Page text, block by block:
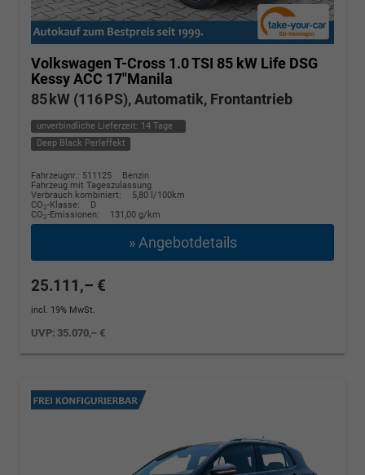
Volkswagen T-Cross 1.0 TSI 85 kW Life DSG
Kessy ACC 17"Manila
85 kW (116 PS), Automatik, Frontantrieb
unverbindliche Lieferzeit: 14 Tage
Deep Black Perleffekt
Fahrzeugnr.: 511125
Benzin
Fahrzeug mit Tageszulassung
Verbrauch kombiniert:
5,80 l/100km
CO2-Klasse:
D
CO2-Emissionen: 131,00 g/km
» Angebotdetails
25.111,– €
incl. 19% MwSt.
UVP: 35.070,– €